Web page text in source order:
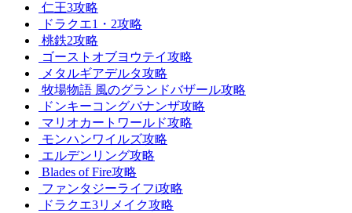
仁王3攻略
ドラクエ1・2攻略
桃鉄2攻略
ゴーストオブヨウテイ攻略
メタルギアデルタ攻略
牧場物語 風のグランドバザール攻略
ドンキーコングバナンザ攻略
マリオカートワールド攻略
モンハンワイルズ攻略
エルデンリング攻略
Blades of Fire攻略
ファンタジーライフi攻略
ドラクエ3リメイク攻略